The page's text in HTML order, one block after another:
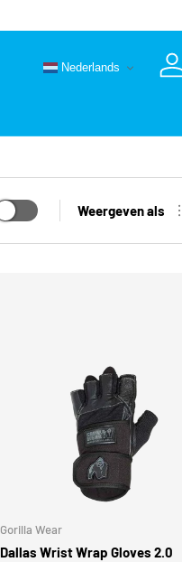
Nederlands
Weergeven als
Gorilla Wear
Dallas Wrist Wrap Gloves 2.0